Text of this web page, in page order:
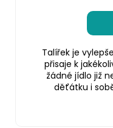
Talířek je
přisaje k
žádné jídlo již
děťátku i